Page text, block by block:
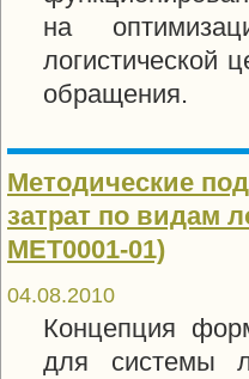
на
логистической
обращения.
Методические
затрат по видам
MET0001-01)
04.08.2010
Концепция
для системы